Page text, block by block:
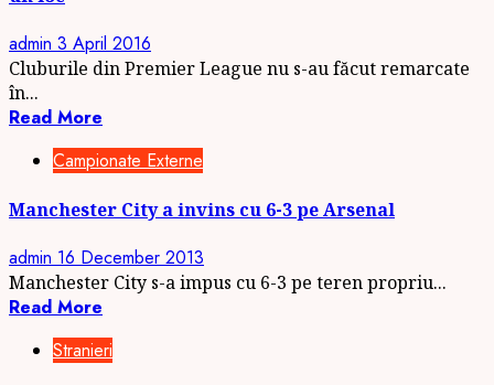
admin 3 April 2016
Cluburile din Premier League nu s-au făcut remarcate
în...
Read More
Campionate Externe
Manchester City a invins cu 6-3 pe Arsenal
admin 16 December 2013
Manchester City s-a impus cu 6-3 pe teren propriu...
Read More
Stranieri